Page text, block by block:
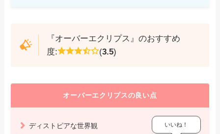
『オーバーエクリプス』のおすすめ
度:
(3.5)
オーバーエクリプスの良い点
ディストピアな世界観 いいね！